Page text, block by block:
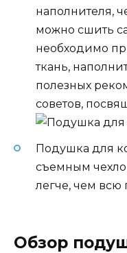
наполнителя,
можно сшить
необходимо
ткань,
полезных
советов,
Подушка для
съемным
легче, чем всю
Обзор